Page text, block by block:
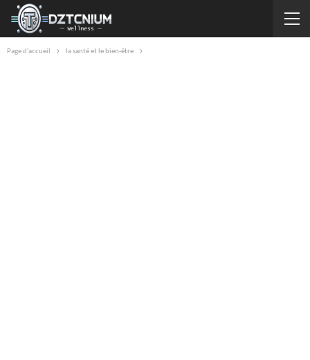
Page d'accueil la santé et le bien-être